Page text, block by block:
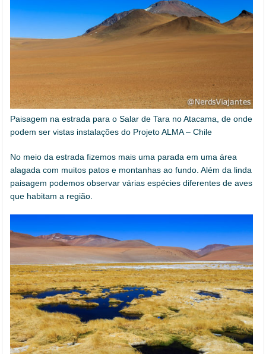
Paisagem na estrada para o Salar de Tara no Atacama, de onde
podem ser vistas instalações do Projeto ALMA – Chile
No meio da estrada fizemos mais uma parada em uma área
alagada com muitos patos e montanhas ao fundo. Além da linda
paisagem podemos observar várias espécies diferentes de aves
que habitam a região.